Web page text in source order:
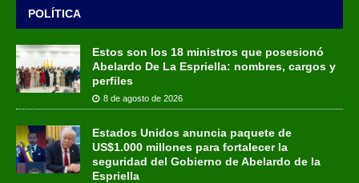
POLÍTICA
Estos son los 18 ministros que posesionó
Abelardo De La Espriella: nombres, cargos y
perfiles
8 de agosto de 2026
Estados Unidos anuncia paquete de
US$1.000 millones para fortalecer la
seguridad del Gobierno de Abelardo de la
Espriella